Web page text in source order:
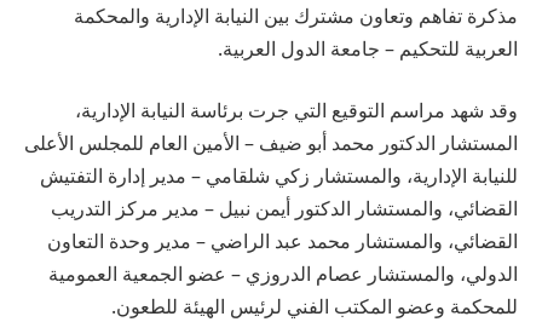
مذكرة تفاهم وتعاون مشترك بين النيابة الإدارية والمحكمة
العربية للتحكيم – جامعة الدول العربية.
وقد شهد مراسم التوقيع التي جرت برئاسة النيابة الإدارية،
المستشار الدكتور محمد أبو ضيف – الأمين العام للمجلس الأعلى
للنيابة الإدارية، والمستشار زكي شلقامي – مدير إدارة التفتيش
القضائي، والمستشار الدكتور أيمن نبيل – مدير مركز التدريب
القضائي، والمستشار محمد عبد الراضي – مدير وحدة التعاون
الدولي، والمستشار عصام الدروزي – عضو الجمعية العمومية
للمحكمة وعضو المكتب الفني لرئيس الهيئة للطعون.